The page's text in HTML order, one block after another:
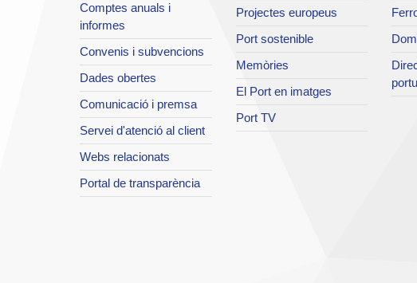
Comptes anuals i
informes
Convenis i subvencions
Dades obertes
Comunicació i premsa
Servei d'atenció al client
Webs relacionats
Portal de transparència
Projectes europeus
Port sostenible
Memòries
El Port en imatges
Port TV